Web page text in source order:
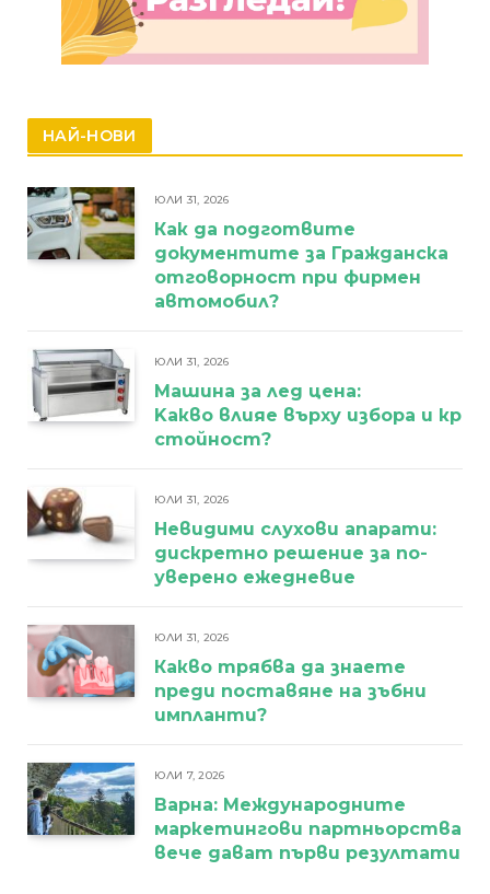
НАЙ-НОВИ
ЮЛИ 31, 2026
Как да подготвите
документите за Гражданска
отговорност при фирмен
автомобил?
ЮЛИ 31, 2026
Машина за лед цена:
Kакво влияе върху избора и
стойност?
ЮЛИ 31, 2026
Невидими слухови апарати:
дискретно решение за по-
уверено ежедневие
ЮЛИ 31, 2026
Какво трябва да знаете
преди поставяне на зъбни
импланти?
ЮЛИ 7, 2026
Варна: Международните
маркетингови партньорства
вече дават първи резултати